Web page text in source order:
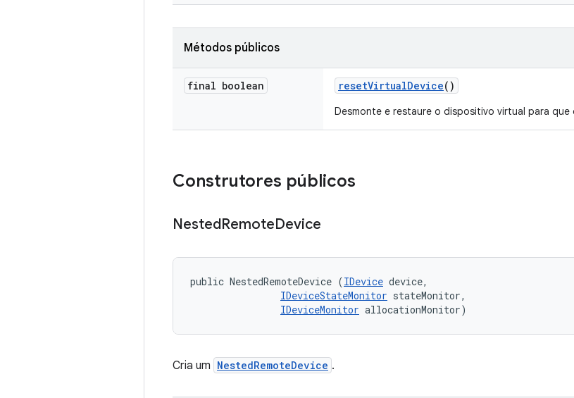
Métodos públicos
final boolean resetVirtualDevice()
Desmonte e restaure o dispositivo virtual para
Construtores públicos
NestedRemoteDevice
public NestedRemoteDevice (IDevice device,
IDeviceStateMonitor stateMonitor,
IDeviceMonitor allocationMonitor)
Cria um NestedRemoteDevice .